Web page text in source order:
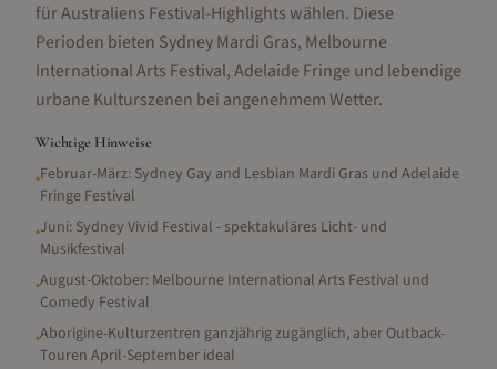
für Australiens Festival-Highlights wählen. Diese
Perioden bieten Sydney Mardi Gras, Melbourne
International Arts Festival, Adelaide Fringe und lebendige
urbane Kulturszenen bei angenehmem Wetter.
Wichtige Hinweise
•Februar-März: Sydney Gay and Lesbian Mardi Gras und Adelaide
Fringe Festival
•Juni: Sydney Vivid Festival - spektakuläres Licht- und
Musikfestival
•August-Oktober: Melbourne International Arts Festival und
Comedy Festival
•Aborigine-Kulturzentren ganzjährig zugänglich, aber Outback-
Touren April-September ideal